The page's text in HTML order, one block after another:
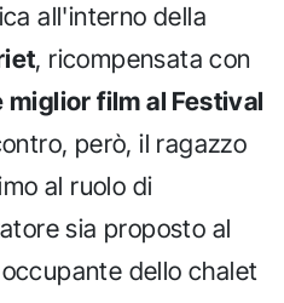
all'interno della
, ricompensata con
miglior film al Festival
però, il ragazzo
al ruolo di
sia proposto al
dello chalet